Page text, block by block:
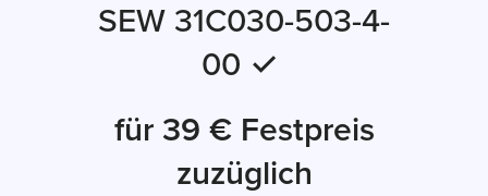
SEW 31C030-503-4-
00 ✓
für 39 € Festpreis
zuzüglich